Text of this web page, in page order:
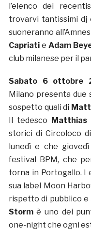
l’elenco dei
trovarvi tantissimi dj
suoneranno
CapriatieAdam
club milanese per il
Sabato 6 ottobre
Milano presenta due
sospetto quali di
Il tedesco Matthias
storici di Circoloco
lunedì e che
festival BPM, che
torna in Portogallo.
sua label Moon
rispetto di pubblico e
Stormè uno dei
one-night che ogni